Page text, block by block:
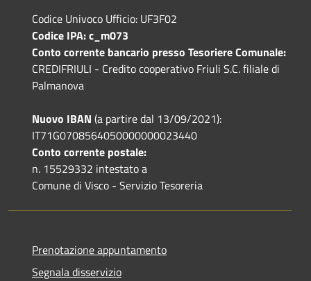
Codice Univoco Ufficio: UF3F02
Codice IPA: c_m073
Conto corrente bancario presso Tesoriere Comunale:
CREDIFRIULI - Credito cooperativo Friuli S.C. filiale di
Palmanova
Nuovo IBAN (a partire dal 13/09/2021):
IT71G0708564050000000023440
Conto corrente postale:
n. 15529332 intestato a
Comune di Visco - Servizio Tesoreria
Prenotazione appuntamento
Segnala disservizio